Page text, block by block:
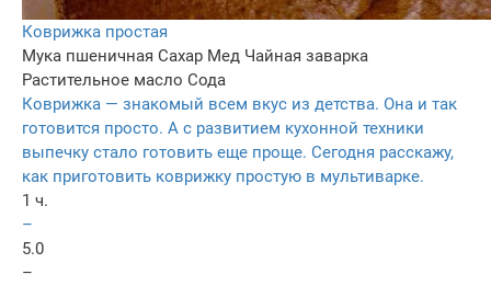
Коврижка простая
Мука пшеничная Сахар Мед Чайная заварка
Растительное масло Сода
Коврижка — знакомый всем вкус из детства. Она и так
готовится просто. А с развитием кухонной техники
выпечку стало готовить еще проще. Сегодня расскажу,
как приготовить коврижку простую в мультиварке.
1 ч.
–
5.0
–